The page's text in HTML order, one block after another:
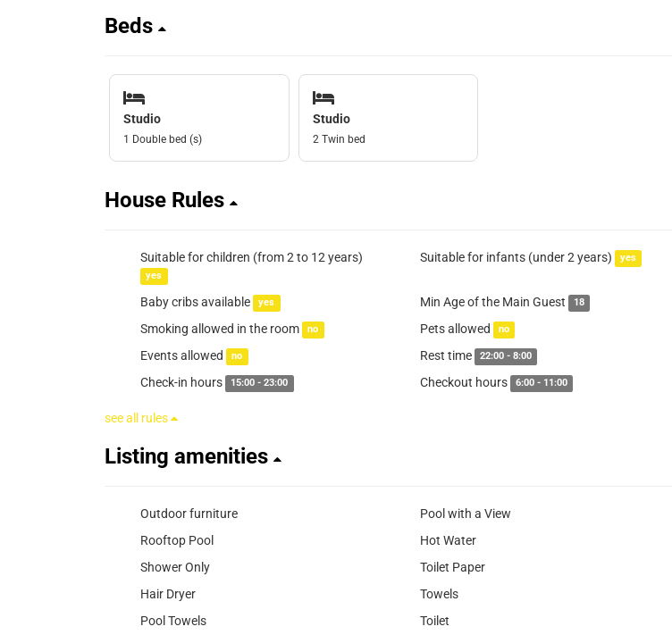
Beds
Studio
1 Double bed (s)
Studio
2 Twin bed
House Rules
Suitable for children (from 2 to 12 years)
yes
Suitable for infants (under 2 years) yes
Baby cribs available yes Min Age of the Main Guest 18
Smoking allowed in the room no Pets allowed no
Events allowed no Rest time 22:00 - 8:00
Check-in hours 15:00 - 23:00 Checkout hours 6:00 - 11:00
see all rules
Listing amenities
Outdoor furniture
Pool with a View
Rooftop Pool
Hot Water
Shower Only
Toilet Paper
Hair Dryer
Towels
Pool Towels
Toilet